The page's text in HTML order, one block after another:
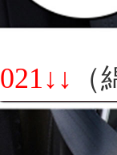
021↓↓ （